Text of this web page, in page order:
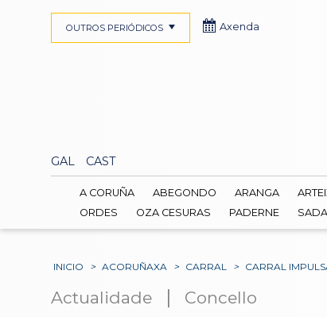
GAL CAST
OUTROS PERIÓDICOS Axenda
A CORUÑA ABEGONDO ARANGA
ORDES
OZA CESURAS PADERNE SADA
INICIO > ACORUÑAXA > CARRAL > CARRAL
Actualidade | Concello